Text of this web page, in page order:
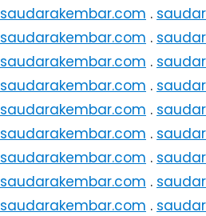
saudarakembar.com .
saudarakembar.com .
saudarakembar.com .
saudarakembar.com .
saudarakembar.com .
saudarakembar.com .
saudarakembar.com .
saudarakembar.com .
saudarakembar.com .